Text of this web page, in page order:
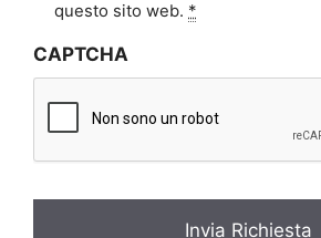
a
c
*
questo sito web. *
CAPTCHA